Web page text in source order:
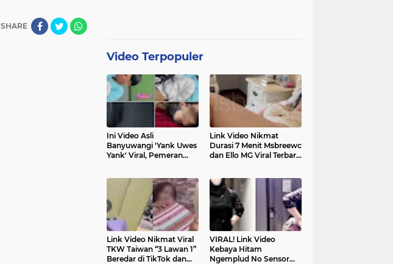
SHARE
Video Terpopuler
Ini Video Asli
Banyuwangi 'Yank Uwes
Yank' Viral, Pemeran
Link Video Nikmat
Durasi 7 Menit Msbreewc
dan Ello MG Viral Terbaru
Link Video Nikmat Viral
TKW Taiwan “3 Lawan 1”
Beredar di TikTok dan
VIRAL! Link Video
Kebaya Hitam
Ngemplud No Sensor